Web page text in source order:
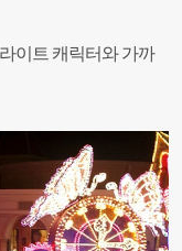
이트 캐릭터와 가까